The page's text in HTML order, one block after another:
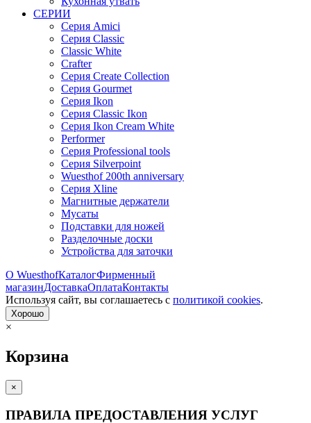
СЕРИИ
Серия Amici
Серия Classic
Classic White
Crafter
Серия Create Collection
Серия Gourmet
Серия Ikon
Серия Classic Ikon
Серия Ikon Cream White
Performer
Серия Professional tools
Серия Silverpoint
Wuesthof 200th anniversary
Серия Xline
Магнитные держатели
Мусаты
Подставки для ножей
Разделочные доски
Устройства для заточки
О WuesthofКаталогФирменный
магазинДоставкаОплатаКонтакты
Используя сайт, вы согла­шаетесь с политикой cookies.
Хорошо
×
Корзина
×
ПРАВИЛА ПРЕДОСТАВЛЕНИЯ УСЛУГ